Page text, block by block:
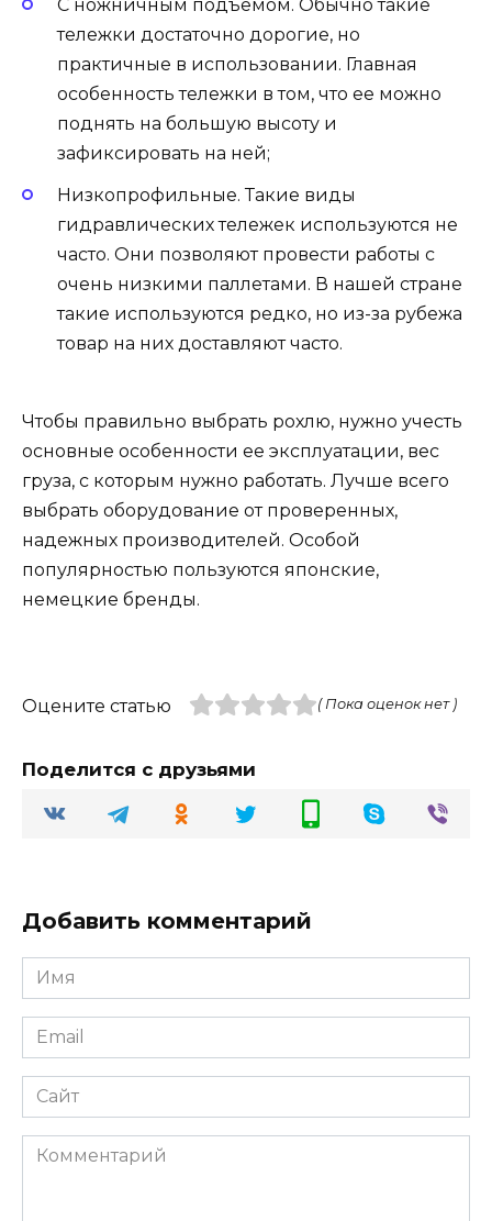
С ножничным подъемом. Обычно такие
тележки достаточно дорогие, но
практичные в использовании. Главная
особенность тележки в том, что ее можно
поднять на большую высоту и
зафиксировать на ней;
Низкопрофильные. Такие виды
гидравлических тележек используются не
часто. Они позволяют провести работы с
очень низкими паллетами. В нашей стране
такие используются редко, но из-за рубежа
товар на них доставляют часто.
Чтобы правильно выбрать рохлю, нужно учесть
основные особенности ее эксплуатации, вес
груза, с которым нужно работать. Лучше всего
выбрать оборудование от проверенных,
надежных производителей. Особой
популярностью пользуются японские,
немецкие бренды.
Оцените статью ( Пока оценок нет )
Поделится с друзьями
Добавить комментарий
Имя
Email
Сайт
Комментарий